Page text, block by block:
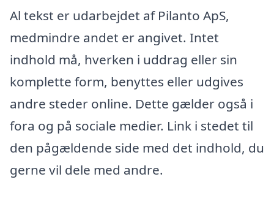
Al tekst er udarbejdet af Pilanto ApS,
medmindre andet er angivet. Intet
indhold må, hverken i uddrag eller sin
komplette form, benyttes eller udgives
andre steder online. Dette gælder også i
fora og på sociale medier. Link i stedet til
den pågældende side med det indhold, du
gerne vil dele med andre.